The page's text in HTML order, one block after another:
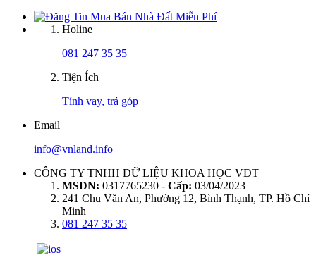
Holine
081 247 35 35
Tiện Ích
Tính vay, trả góp
Email
info@vnland.info
CÔNG TY TNHH DỮ LIỆU KHOA HỌC VDT
MSDN: 0317765230 - Cấp: 03/04/2023
241 Chu Văn An, Phường 12, Bình Thạnh, TP. Hồ Chí
Minh
081 247 35 35